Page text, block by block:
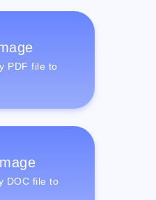
PDF file to
DOC file to